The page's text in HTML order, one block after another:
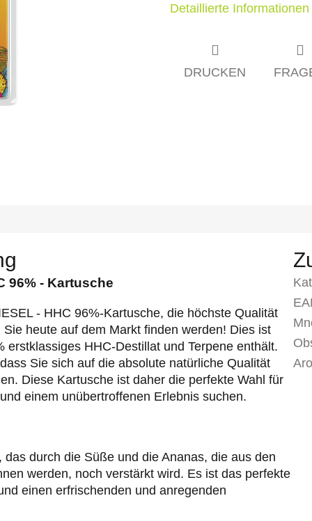
Detaillierte Informationen
DRUCKEN
96% - Kartusche
- HHC 96%-Kartusche, die höchste Qualität
heute auf dem Markt finden werden! Dies ist
HHC-Destillat und Terpene enthält.
Sie sich auf die absolute natürliche Qualität
Diese Kartusche ist daher die perfekte Wahl für
einem unübertroffenen Erlebnis suchen.
durch die Süße und die Ananas, die aus den
werden, noch verstärkt wird. Es ist das perfekte
einen erfrischenden und anregenden